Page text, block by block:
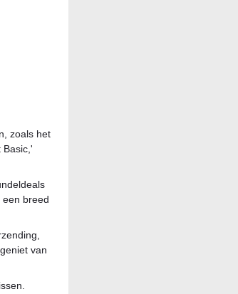
zoals het
Basic,'
breed
van